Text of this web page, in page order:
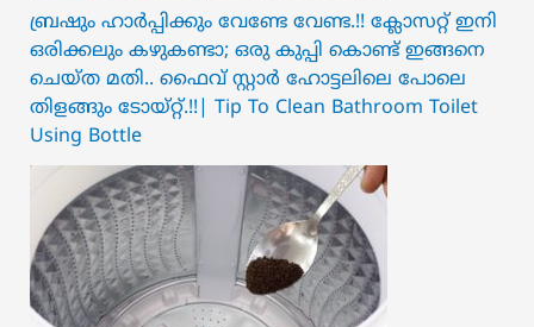
ബ്രഷും ഹാർപ്പിക്കും വേണ്ടേ വേണ്ട.!! ക്ലോസറ്റ് ഇനി
ഒരിക്കലും കഴുകണ്ടാ; ഒരു കുപ്പി കൊണ്ട് ഇങ്ങനെ
ചെയ്ത മതി.. ഫൈവ് സ്റ്റാർ ഹോട്ടലിലെ പോലെ
തിളങ്ങും ടോയ്റ്റ്.!!| Tip To Clean Bathroom Toilet
Using Bottle